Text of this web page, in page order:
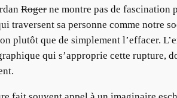
Roger ne montre pas de
traversent sa personne comme notre
plutôt que de simplement l’effacer.
qui s’approprie cette rupture,